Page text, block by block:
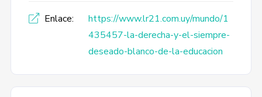
Enlace:
https://www.lr21.com.uy/mundo/1
435457-la-derecha-y-el-siempre-
deseado-blanco-de-la-educacion